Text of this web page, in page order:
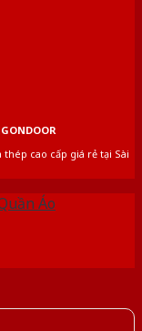
cao cấp giá rẻ tại Sài
Áo